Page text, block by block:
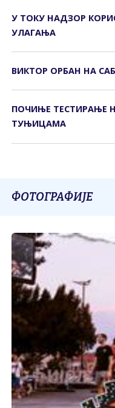
У ТОКУ НАДЗОР
УЛАГАЊА
ВИКТОР ОРБАН НА
ПОЧИЊЕ ТЕСТИРАЊЕ
ТУЊИЦАМА
ФОТОГРАФИЈЕ